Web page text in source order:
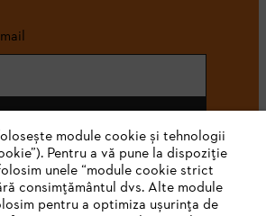
#STIHL
module cookie și tehnologii
Pentru a vă pune la dispoziție
unele “module cookie strict
consimțământul dvs. Alte module
pentru a optimiza ușurința de